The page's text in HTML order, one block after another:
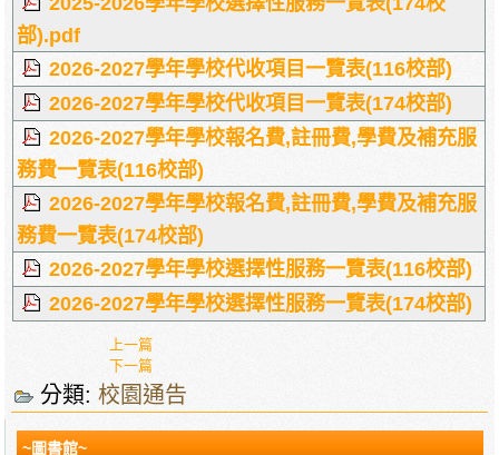
部).pdf
2026-2027學年學校代收項目一覽表(116校部)
2026-2027學年學校代收項目一覽表(174校部)
2026-2027學年學校報名費,註冊費,學費及補充服
務費一覽表(116校部)
2026-2027學年學校報名費,註冊費,學費及補充服
務費一覽表(174校部)
2026-2027學年學校選擇性服務一覽表(116校部)
2026-2027學年學校選擇性服務一覽表(174校部)
上一篇
下一篇
分類:校園通告
~圖書館~